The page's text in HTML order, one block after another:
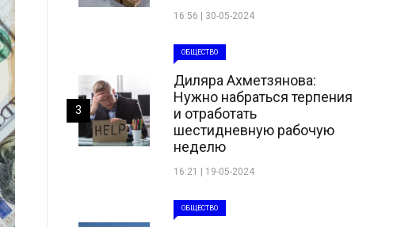
16:56 | 30-05-2024
ОБЩЕСТВО
Диляра Ахметзянова:
Нужно набраться терпения
и отработать
шестидневную рабочую
неделю
16:21 | 19-05-2024
3
ОБЩЕСТВО